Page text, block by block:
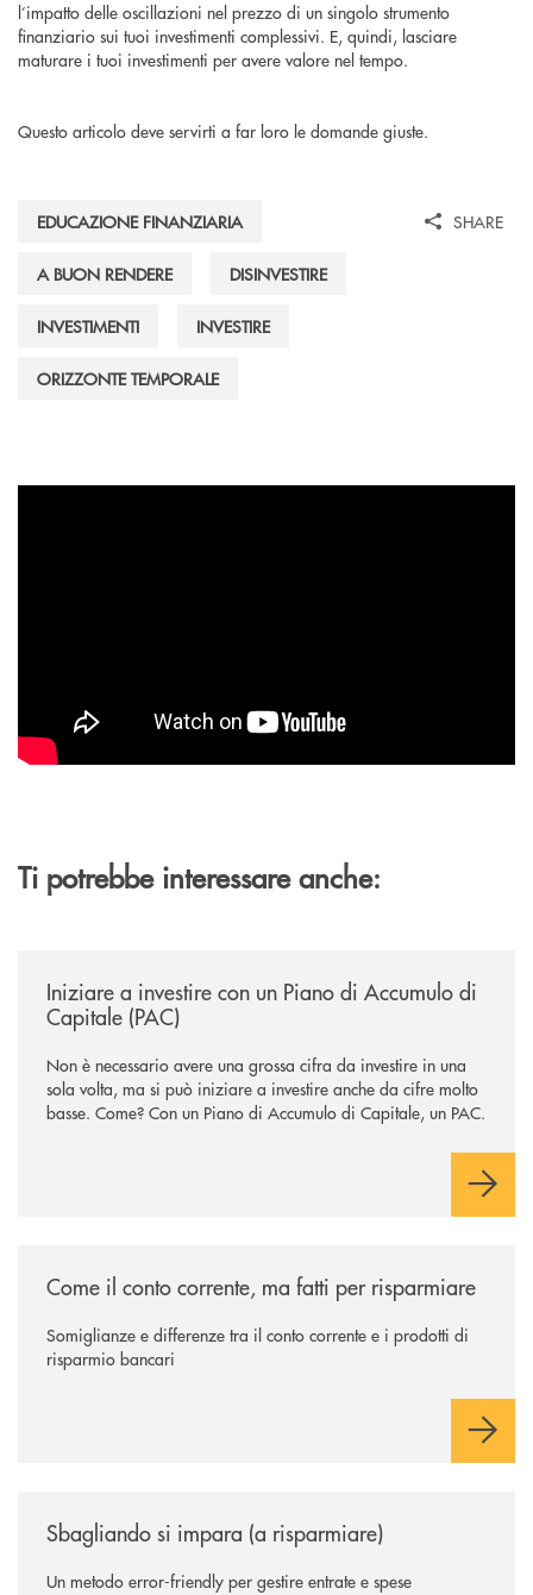
l’impatto delle oscillazioni nel prezzo di un singolo strumento
finanziario sui tuoi investimenti complessivi. E, quindi, lasciare
maturare i tuoi investimenti per avere valore nel tempo.
Questo articolo deve servirti a far loro le domande giuste.
EDUCAZIONE FINANZIARIA
A BUON RENDERE DISINVESTIRE
INVESTIMENTI INVESTIRE
ORIZZONTE TEMPORALE
SHARE
Ti potrebbe interessare anche:
Iniziare a investire con un Piano di Accumulo di
Capitale (PAC)
Non è necessario avere una grossa cifra da investire in una
sola volta, ma si può iniziare a investire anche da cifre molto
basse. Come? Con un Piano di Accumulo di Capitale, un PAC.
Come il conto corrente, ma fatti per risparmiare
Somiglianze e differenze tra il conto corrente e i prodotti di
risparmio bancari
Sbagliando si impara (a risparmiare)
Un metodo error-friendly per gestire entrate e spese